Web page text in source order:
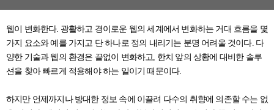
웹이 변화한다. 광활하고 경이로운 웹의 세계에서 변화하는 거대 흐름을 몇
가지 요소와 예를 가지고 단 하나로 정의 내리기는 분명 어려울 것이다. 다
양한 기술과 웹의 환경은 끝없이 변화하고, 한치 앞의 상황에 대비한 솔루
션을 찾아 빠르게 적용해야 하는 일이기 때문이다.
하지만 언제까지나 방대한 정보 속에 이끌려 다수의 취향에 의존할 수는 없